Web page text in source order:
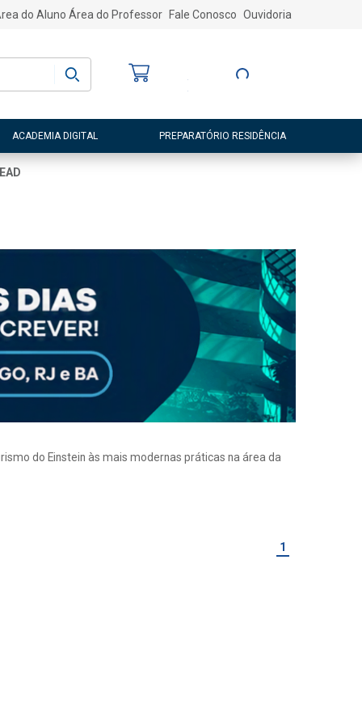
do Aluno Área do Professor Fale Conosco Ouvidoria
Entre ou Cadastre-
ACADEMIA DIGITAL PREPARATÓRIO RESIDÊNCIA
EAD
do Einstein às mais modernas práticas na área da
1